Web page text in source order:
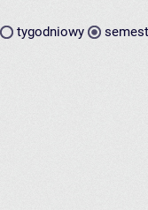
tygodniowy